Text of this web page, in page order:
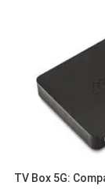
TV Box 5G: